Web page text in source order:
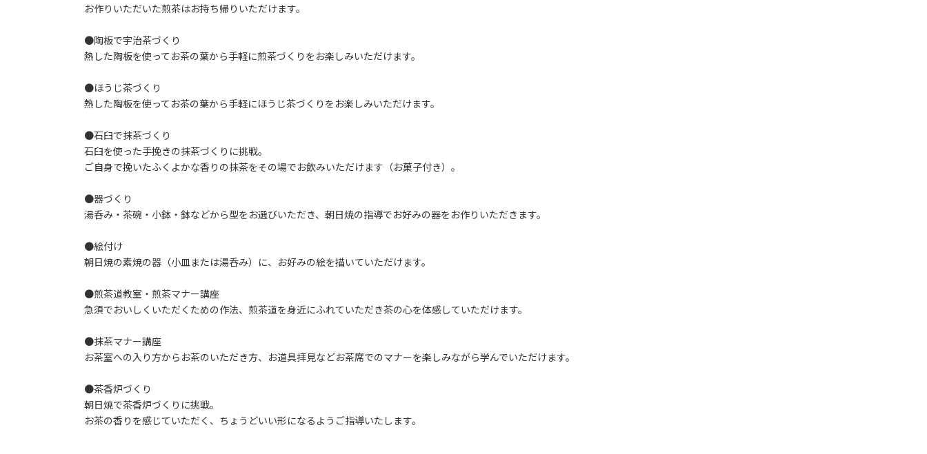
お作りいただいた煎茶はお持ち帰りいただけます。
●陶板で宇治茶づくり
熱した陶板を使ってお茶の葉から手軽に煎茶づくりをお楽しみいただけます。
●ほうじ茶づくり
熱した陶板を使ってお茶の葉から手軽にほうじ茶づくりをお楽しみいただけます。
●石臼で抹茶づくり
石臼を使った手挽きの抹茶づくりに挑戦。
ご自身で挽いたふくよかな香りの抹茶をその場でお飲みいただけます（お菓子付き）。
●器づくり
湯呑み・茶碗・小鉢・鉢などから型をお選びいただき、朝日焼の指導でお好みの器をお作りいただきます。
●絵付け
朝日焼の素焼の器（小皿または湯呑み）に、お好みの絵を描いていただけます。
●煎茶道教室・煎茶マナー講座
急須でおいしくいただくための作法、煎茶道を身近にふれていただき茶の心を体感していただけます。
●抹茶マナー講座
お茶室への入り方からお茶のいただき方、お道具拝見などお茶席でのマナーを楽しみながら学んでいただけます。
●茶香炉づくり
朝日焼で茶香炉づくりに挑戦。
お茶の香りを感じていただく、ちょうどいい形になるようご指導いたします。